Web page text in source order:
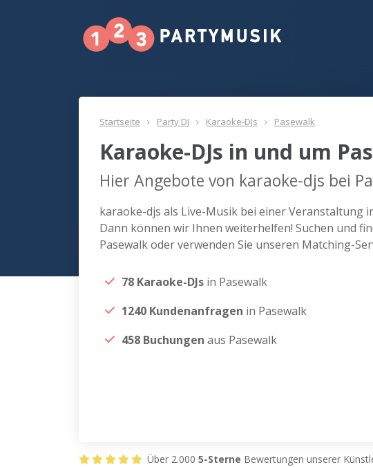
Startseite Party DJ Karaoke-DJs Pasewalk
Karaoke-DJs in und um
Hier Angebote von karaoke-djs bei
karaoke-djs als Live-Musik bei einer Veranstaltung
Dann können wir Ihnen weiterhelfen! Suchen und
Pasewalk oder verwenden Sie unseren Matching-
78 Karaoke-DJs in Pasewalk
1240 Kundenanfragen in Pasewalk
458 Buchungen aus Pasewalk
Über 2.000 5-Sterne Bewertungen unserer